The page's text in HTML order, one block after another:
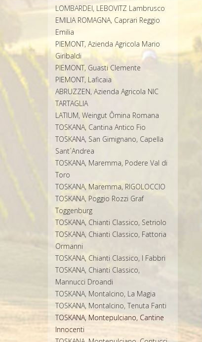
LOMBARDEI, LEBOVITZ Lambrusco
EMILIA ROMAGNA, Caprari Reggio
Emilia
PIEMONT, Azienda Agricola Mario
Giribaldi
PIEMONT, Guasti Clemente
PIEMONT, Laficaia
ABRUZZEN, Azienda Agricola NIC
TARTAGLIA
LATIUM, Weingut Ômina Romana
TOSKANA, Cantina Antico Fio
TOSKANA, San Gimignano, Capella
Sant´Andrea
TOSKANA, Maremma, Podere Val di
Toro
TOSKANA, Maremma, RIGOLOCCIO
TOSKANA, Poggio Rozzi Graf
Toggenburg
TOSKANA, Chianti Classico, Setriolo
TOSKANA, Chianti Classico, Fattoria
Ormanni
TOSKANA, Chianti Classico, I Fabbri
TOSKANA, Chianti Classico,
Mannucci Droandi
TOSKANA, Montalcino, La Magia
TOSKANA, Montalcino, Tenuta Fanti
TOSKANA, Montepulciano, Cantine
Innocenti